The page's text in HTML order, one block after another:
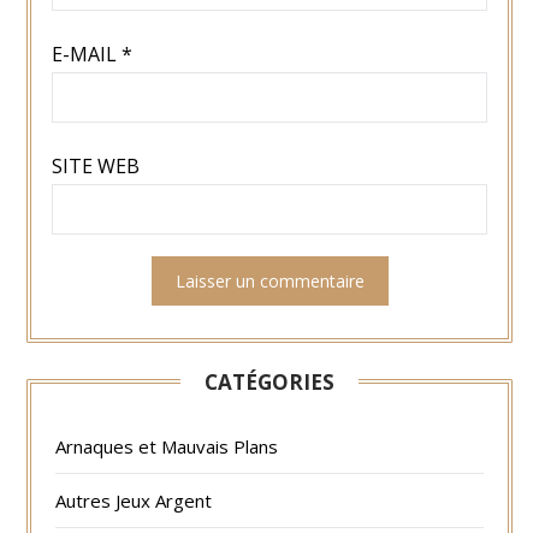
E-MAIL*
SITE WEB
CATÉGORIES
Arnaques et Mauvais Plans
Autres Jeux Argent